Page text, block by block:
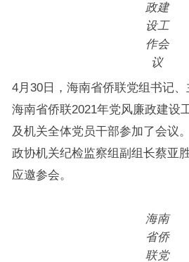
政建
设工
作会
议
4月30日，海南省侨联党组书记
海南省侨联2021年党风廉政建设
及机关全体党员干部参加了会议
政协机关纪检监察组副组长蔡亚
应邀参会。
海南
省侨
联党